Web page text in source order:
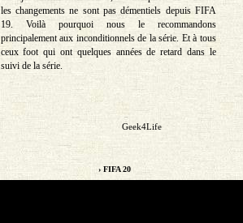
les changements ne sont pas démentiels depuis FIFA
19. Voilà pourquoi nous le recommandons
principalement aux inconditionnels de la série. Et à tous
ceux foot qui ont quelques années de retard dans le
suivi de la série.
Geek4Life
› FIFA 20